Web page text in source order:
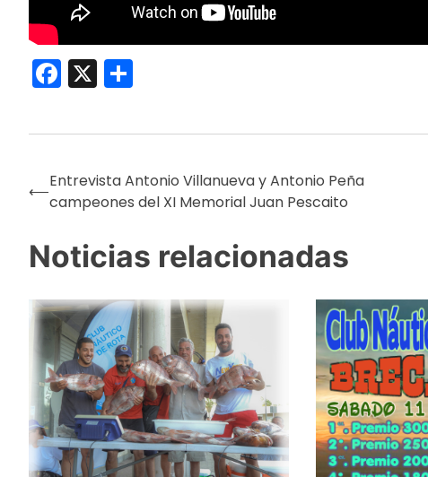
Facebook
X
Navegación
de
entradas
⟵
Entrevista Antonio Villanueva y Antonio Peña
campeones del XI Memorial Juan Pescaito
Noticias relacionadas